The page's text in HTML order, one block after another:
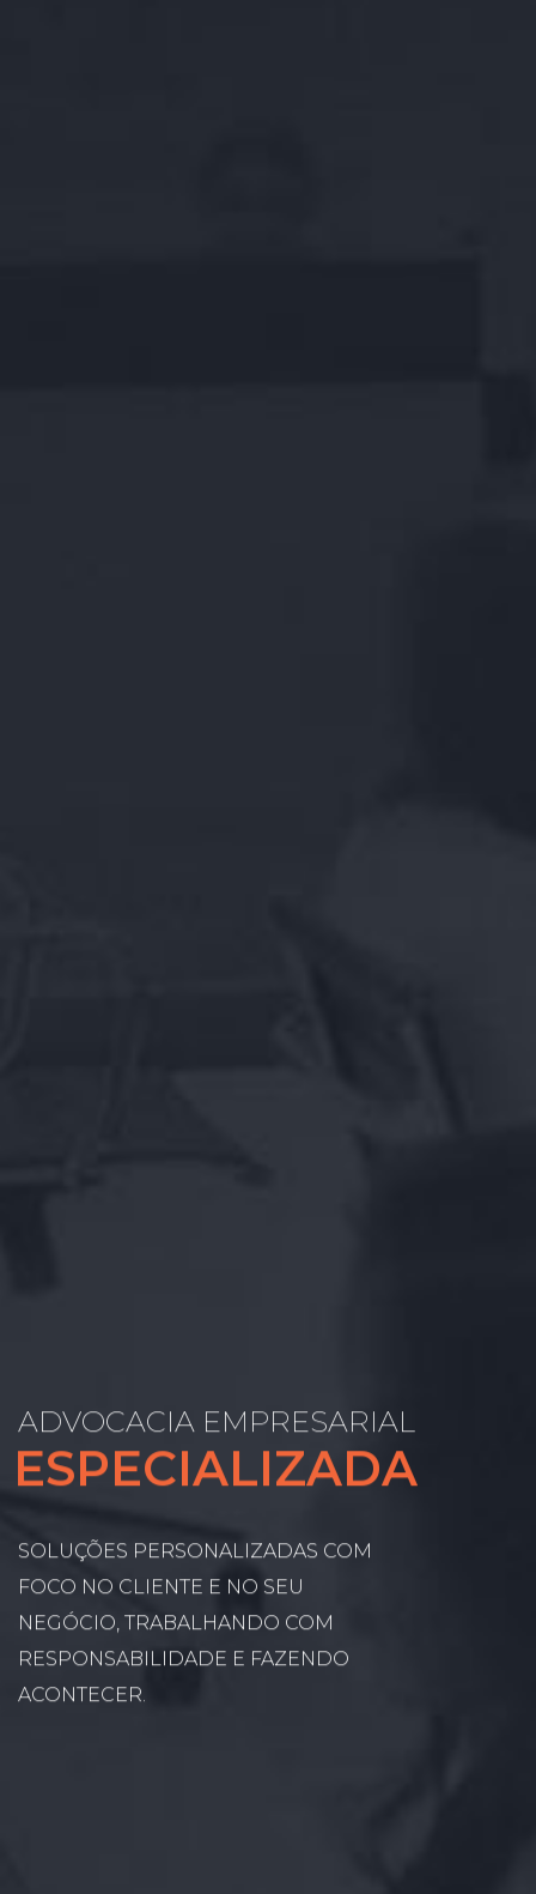
ADVOCACIA EMPRESARIAL
ESPECIALIZADA
SOLUÇÕES PERSONALIZADAS COM
FOCO NO CLIENTE E NO SEU
NEGÓCIO, TRABALHANDO COM
RESPONSABILIDADE E FAZENDO
ACONTECER.